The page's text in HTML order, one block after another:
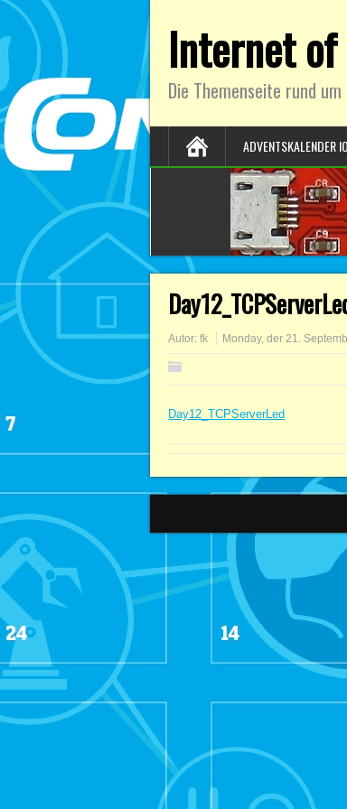
Internet of
Die Themenseite rund
ADVENTSKALENDER
Autor: fk Monday, der 21.
Day12_TCPServerLed